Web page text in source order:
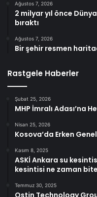
Ağustos 7, 2026
2 milyar yıl önce
bıraktı
Ağustos 7, 2026
Bir şehir resmen
Rastgele Haberler
Şubat 25, 2026
MHP İmralı Adası’na
Nisan 25, 2026
Kosova’da Erken
Kasım 8, 2025
ASKİ Ankara su
kesintisi ne zaman
Temmuz 30, 2025